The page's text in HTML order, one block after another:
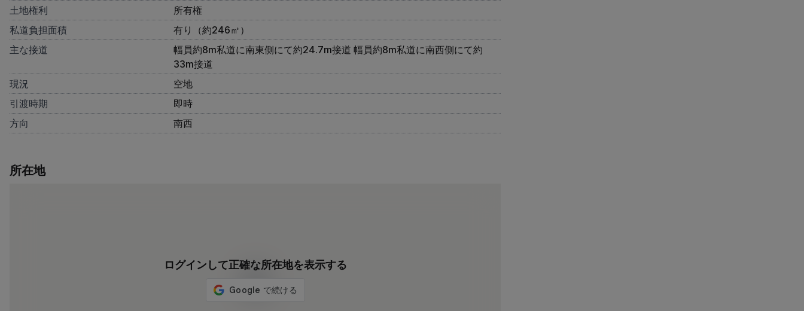
土地権利
所有権
私道負担面積
有り（約246㎡）
主な接道
幅員約8m私道に南東側にて約24.7m接道 幅員約8m私道に南西側にて約
33m接道
現況
空地
引渡時期
即時
方向
南西
所在地
ログインして正確な所在地を表示する